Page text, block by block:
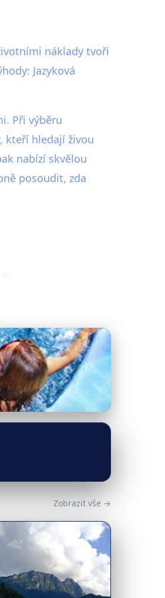
náklady tvoří
Jazyková
Při výběru
kteří hledají živou
nabízí skvělou
posoudit, zda
Zobrazit vše →